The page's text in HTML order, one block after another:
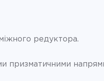
редуктора.
призматичними